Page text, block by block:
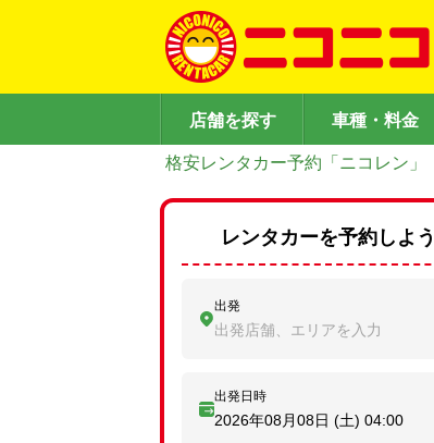
店舗を探す 車種・料金
格安レンタカー予約「ニコレン」
レンタカーを予約しよう
出発
出発店舗、エリアを入力
出発日時
2026年08月08日 (土) 04:00